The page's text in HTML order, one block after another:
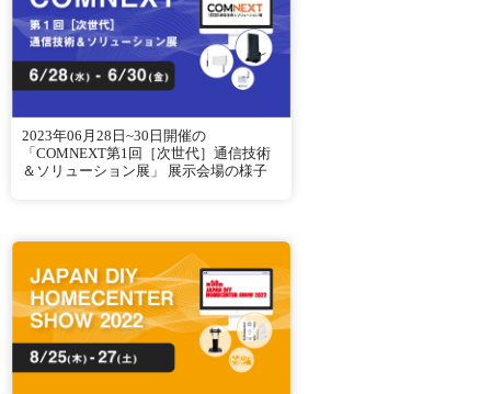
2023年06月28日~30日開催の
「COMNEXT第1回［次世代］通信技術
＆ソリューション展」 展示会場の様子